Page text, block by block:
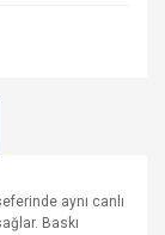
aynı canlı
Baskı